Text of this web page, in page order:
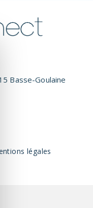
Basse-Goulaine
légales